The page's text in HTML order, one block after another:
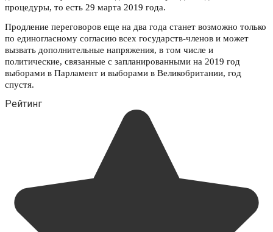
процедуры, то есть 29 марта 2019 года.
Продление переговоров еще на два года станет возможно только
по единогласному согласию всех государств-членов и может
вызвать дополнительные напряжения, в том числе и
политические, связанные с запланированными на 2019 год
выборами в Парламент и выборами в Великобритании, год
спустя.
Рейтинг